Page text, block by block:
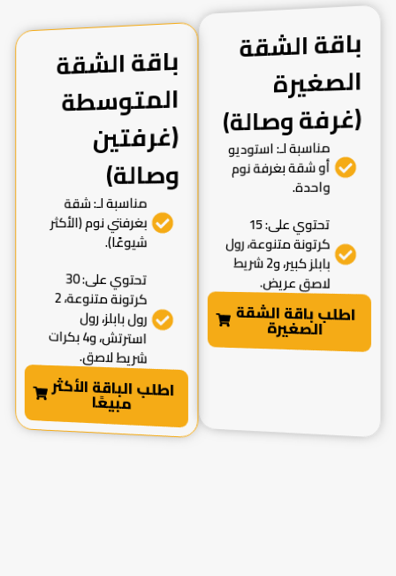
باقة الشقة
الصغيرة
(غرفة وصالة)
مناسبة لـ: استوديو
أو شقة بغرفة نوم
واحدة.
تحتوي على: 15
كرتونة متنوعة، رول
بابلز كبير، و2 شريط
لاصق عريض.
اطلب باقة الشقة
الصغيرة
باقة الشقة
المتوسطة
(غرفتين
وصالة)
مناسبة لـ: شقة
بغرفتي نوم (الأكثر
شيوعًا).
تحتوي على: 30
كرتونة متنوعة، 2
رول بابلز، رول
استرتش، و4 بكرات
شريط لاصق.
اطلب الباقة الأكثر
مبيعًا